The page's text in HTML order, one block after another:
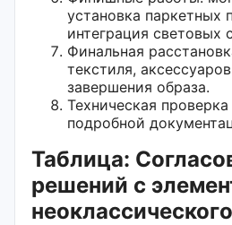
установка паркетных
интеграция световых
Финальная
текстиля,
завершения образа.
Техническая
подробной
Таблица:
решений с